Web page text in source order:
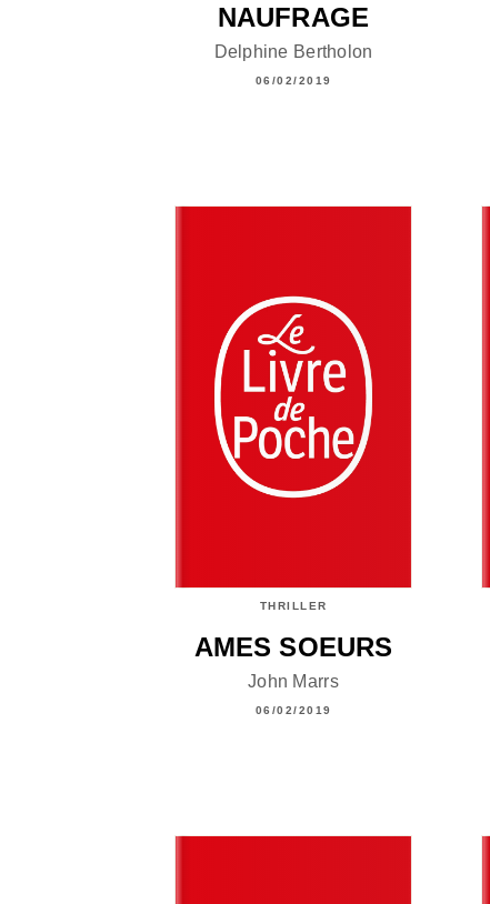
NAUFRAGE
Delphine Bertholon
06/02/2019
THRILLER
AMES SOEURS
John Marrs
06/02/2019